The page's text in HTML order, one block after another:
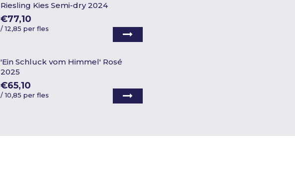
Riesling Kies Semi-dry 2024
€77,10
/12,85 per fles
'Ein Schluck vom Himmel' Rosé
2025
€65,10
/10,85 per fles